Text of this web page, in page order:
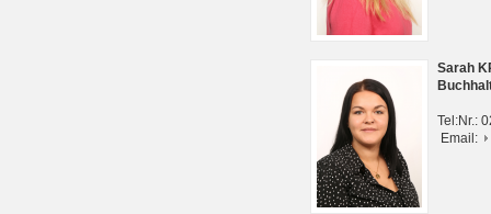
Sarah
Tel:Nr.:
Email: